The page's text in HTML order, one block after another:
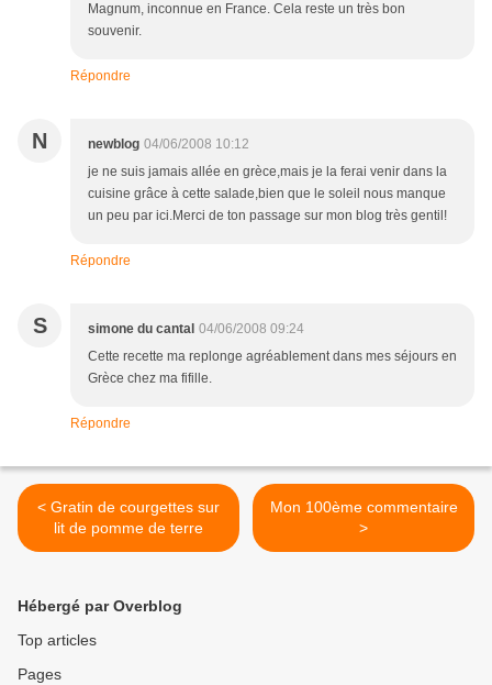
Magnum, inconnue en France. Cela reste un très bon
souvenir.
Répondre
N newblog 04/06/2008 10:12
je ne suis jamais allée en grèce,mais je la ferai venir dans la
cuisine grâce à cette salade,bien que le soleil nous manque
un peu par ici.Merci de ton passage sur mon blog très gentil!
Répondre
S simone du cantal 04/06/2008 09:24
Cette recette ma replonge agréablement dans mes séjours en
Grèce chez ma fifille.
Répondre
< Gratin de courgettes sur
lit de pomme de terre
Mon 100ème commentaire
>
Hébergé par Overblog
Top articles
Pages